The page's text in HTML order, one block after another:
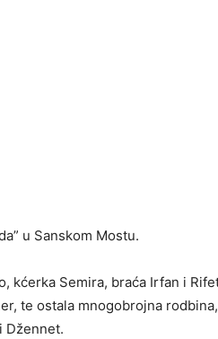
u Sanskom Mostu.
kćerka Semira, braća Irfan i
te ostala mnogobrojna
Džennet.